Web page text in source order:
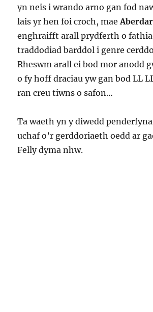
yn neis i wrando arno gan fod
lais yr hen foi croch, mae
enghraifft arall prydferth o
traddodiad barddol i genre
Rheswm arall ei bod mor anodd
o fy hoff draciau yw gan bod LL
ran creu tiwns o safon…
Ta waeth yn y diwedd
uchaf o’r gerddoriaeth oedd ar
Felly dyma nhw.